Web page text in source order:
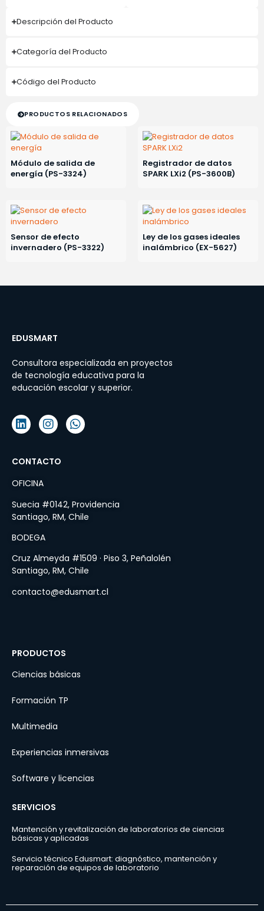
Descripción del Producto
Categoría del Producto
Código del Producto
PRODUCTOS RELACIONADOS
Módulo de salida de
energía (PS-3324)
Registrador de datos
SPARK LXi2 (PS-3600B)
Sensor de efecto
invernadero (PS-3322)
Ley de los gases ideales
inalámbrico (EX-5627)
EDUSMART
Consultora especializada en proyectos
de tecnología educativa para la
educación escolar y superior.
CONTACTO
OFICINA
Suecia #0142, Providencia
Santiago, RM, Chile
BODEGA
Cruz Almeyda #1509 · Piso 3, Peñalolén
Santiago, RM, Chile
contacto@edusmart.cl
PRODUCTOS
Ciencias básicas
Formación TP
Multimedia
Experiencias inmersivas
Software y licencias
SERVICIOS
Mantención y revitalización de laboratorios de ciencias
básicas y aplicadas
Servicio técnico Edusmart: diagnóstico, mantención y
reparación de equipos de laboratorio